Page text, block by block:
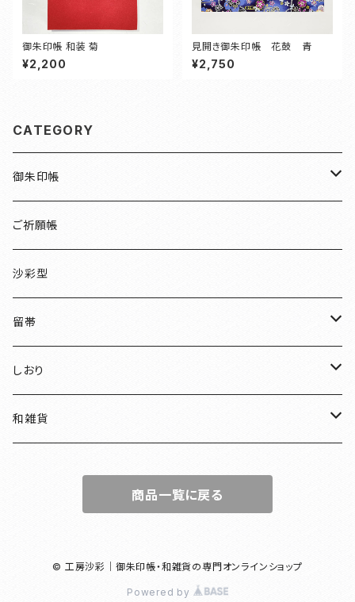
御朱印帳 和装 菊
¥2,200
見開き御朱印帳 花鼓 青
¥2,750
CATEGORY
御朱印帳
檜
伏見稲荷
友禅
明智光秀
和装
北条義時
ご祈願帳
沙彩型
留帯
ちりめん
水引
しおり
ちりめん
ねこマーカー日和
和雑貨
プレート
商品一覧に戻る
© 工房沙彩｜御朱印帳・和雑貨の専門オンラインショップ
Powered by